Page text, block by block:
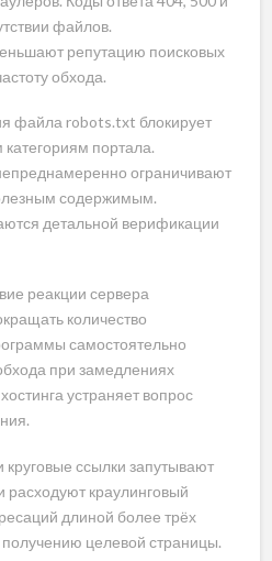
файлов.
репутацию поисковых
обхода.
файла robots.txt блокирует
портала.
ограничивают
содержимым.
детальной верификации
реакции сервера
количество
самостоятельно
при замедлениях
устраняет вопрос
ссылки запутывают
расходуют краулинговый
длиной более трёх
целевой страницы.